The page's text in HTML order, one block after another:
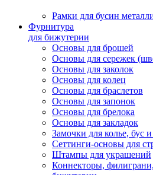
Рамки для бусин
Фурнитура
для бижутерии
Основы для брошей
Основы для сережек
Основы для заколок
Основы для колец
Основы для браслетов
Основы для запонок
Основы для брелока
Основы для закладок
Замочки для колье, бус и
Сеттинги-основы для
Штампы для украшений
Коннекторы,